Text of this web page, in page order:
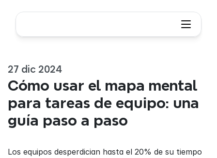
27 dic 2024
Cómo usar el mapa mental
para tareas de equipo: una
guía paso a paso
Los equipos desperdician hasta el 20% de su tiempo